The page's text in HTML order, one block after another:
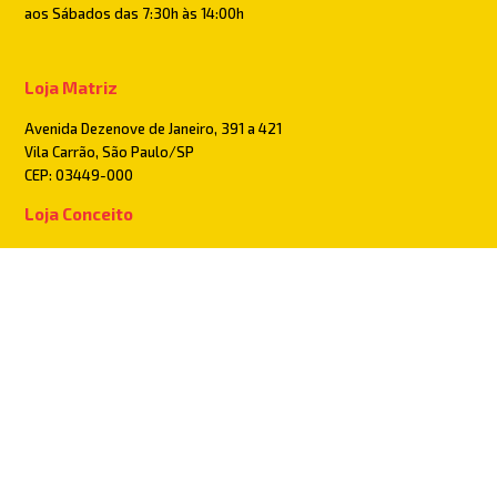
aos Sábados das 7:30h às 14:00h
Loja Matriz
Avenida Dezenove de Janeiro, 391 a 421
Vila Carrão, São Paulo/SP
CEP: 03449-000
Loja Conceito